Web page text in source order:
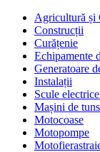
Agricultură și
Construcții
Curățenie
Echipamente
Generatoare
Instalații
Scule
Mașini de
Motocoase
Motopompe